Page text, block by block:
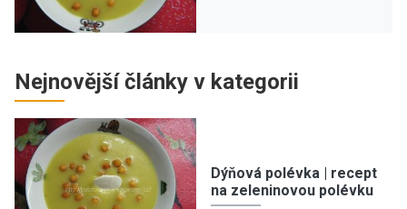
Nejnovější články v kategorii
Dýňová polévka | recept
na zeleninovou polévku